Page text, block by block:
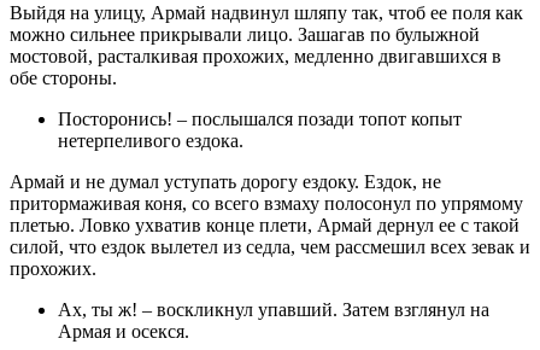
Выйдя на улицу, Армай надвинул шляпу так, чтоб ее поля как
можно сильнее прикрывали лицо. Зашагав по булыжной
мостовой, расталкивая прохожих, медленно двигавшихся в
обе стороны.
Посторонись! – послышался позади топот копыт
нетерпеливого ездока.
Армай и не думал уступать дорогу ездоку. Ездок, не
притормаживая коня, со всего взмаху полосонул по упрямому
плетью. Ловко ухватив конце плети, Армай дернул ее с такой
силой, что ездок вылетел из седла, чем рассмешил всех зевак и
прохожих.
Ах, ты ж! – воскликнул упавший. Затем взглянул на
Армая и осекся.